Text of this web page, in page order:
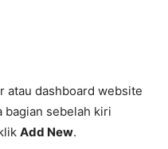
atau dashboard website
bagian sebelah kiri
Add New.